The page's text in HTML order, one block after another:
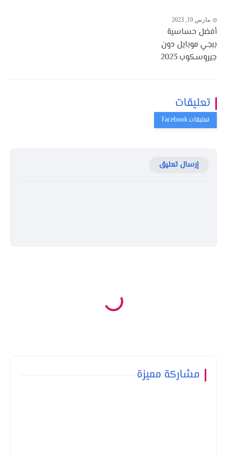
مارس 19, 2023
أفضل حساسية
ببجي موبايل دون
جيروسكوب 2023
تعليقات
إرسال تعليق
مشاركة مميزة